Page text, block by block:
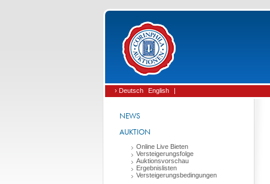
› Deutsch English |
NEWS
AUKTION
Online Live Bieten
Versteigerungsfolge
Auktionsvorschau
Ergebnislisten
Versteigerungsbedingungen